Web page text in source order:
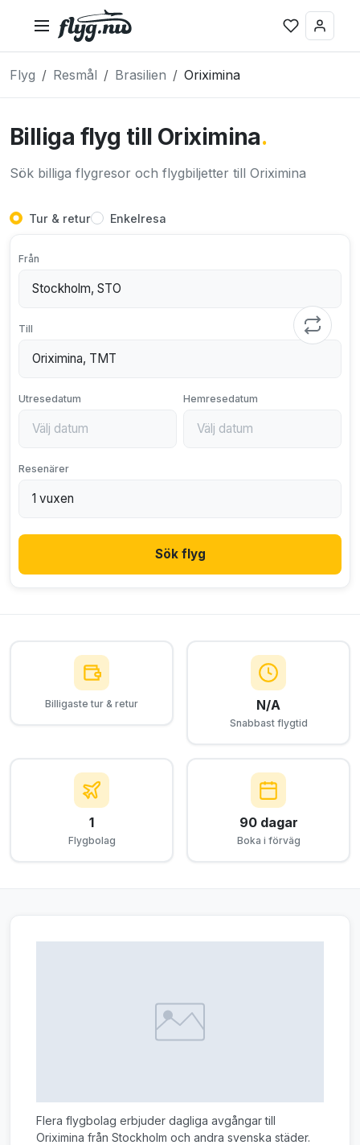
Flyg Resmål Brasilien Oriximina
Billiga flyg till Oriximina.
Sök billiga flygresor och flygbiljetter till Oriximina
Tur & retur Enkelresa
Från
Till
Utresedatum Hemresedatum
Resenärer
Sök flyg
Billigaste tur & retur N/A
Snabbast flygtid
1
Flygbolag
90 dagar
Boka i förväg
Flera flygbolag erbjuder dagliga avgångar till
Oriximina från Stockholm och andra svenska städer.